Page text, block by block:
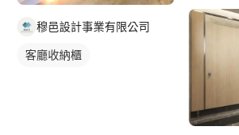
穆邑設計事業有限公司
客廳收納櫃